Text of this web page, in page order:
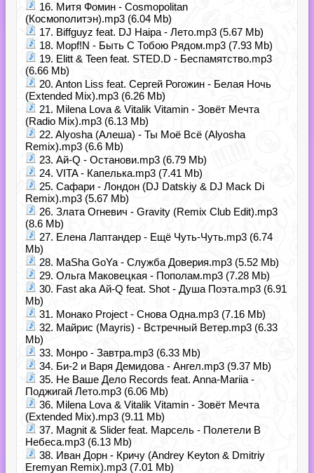
16. Митя Фомин - Cosmopolitan
(Космополитэн).mp3 (6.04 Mb)
17. Biffguyz feat. DJ Haipa - Лето.mp3 (5.67 Mb)
18. Mopf!N - Быть С Тобою Рядом.mp3 (7.93 Mb)
19. Elitt & Teen feat. STED.D - Беспамятство.mp3
(6.66 Mb)
20. Anton Liss feat. Сергей Рогожин - Белая Ночь
(Extended Mix).mp3 (6.26 Mb)
21. Milena Lova & Vitalik Vitamin - Зовёт Мечта
(Radio Mix).mp3 (6.13 Mb)
22. Alyosha (Алеша) - Ты Моё Всё (Alyosha
Remix).mp3 (6.6 Mb)
23. Ай-Q - Останови.mp3 (6.79 Mb)
24. VITA - Капелькa.mp3 (7.41 Mb)
25. Сафари - Лондон (DJ Datskiy & DJ Mack Di
Remix).mp3 (5.67 Mb)
26. Злата Огневич - Gravity (Remix Club Edit).mp3
(8.6 Mb)
27. Елена Лаптандер - Ещё Чуть-Чуть.mp3 (6.74
Mb)
28. MaSha GoYa - Служба Доверия.mp3 (5.52 Mb)
29. Ольга Маковецкая - Пополам.mp3 (7.28 Mb)
30. Fast aka Ай-Q feat. Shot - Душа Поэта.mp3 (6.91
Mb)
31. Монако Project - Снова Одна.mp3 (7.16 Mb)
32. Майрис (Mayris) - Встречный Ветер.mp3 (6.33
Mb)
33. Монро - Завтра.mp3 (6.33 Mb)
34. Би-2 и Варя Демидова - Ангел.mp3 (9.37 Mb)
35. Не Ваше Дело Records feat. Anna-Mariia -
Поджигай Лето.mp3 (6.06 Mb)
36. Milena Lova & Vitalik Vitamin - Зовёт Мечта
(Extended Mix).mp3 (9.11 Mb)
37. Magnit & Slider feat. Марсель - Полетели В
Небеса.mp3 (6.13 Mb)
38. Иван Дорн - Кричу (Andrey Keyton & Dmitriy
Eremyan Remix).mp3 (7.01 Mb)